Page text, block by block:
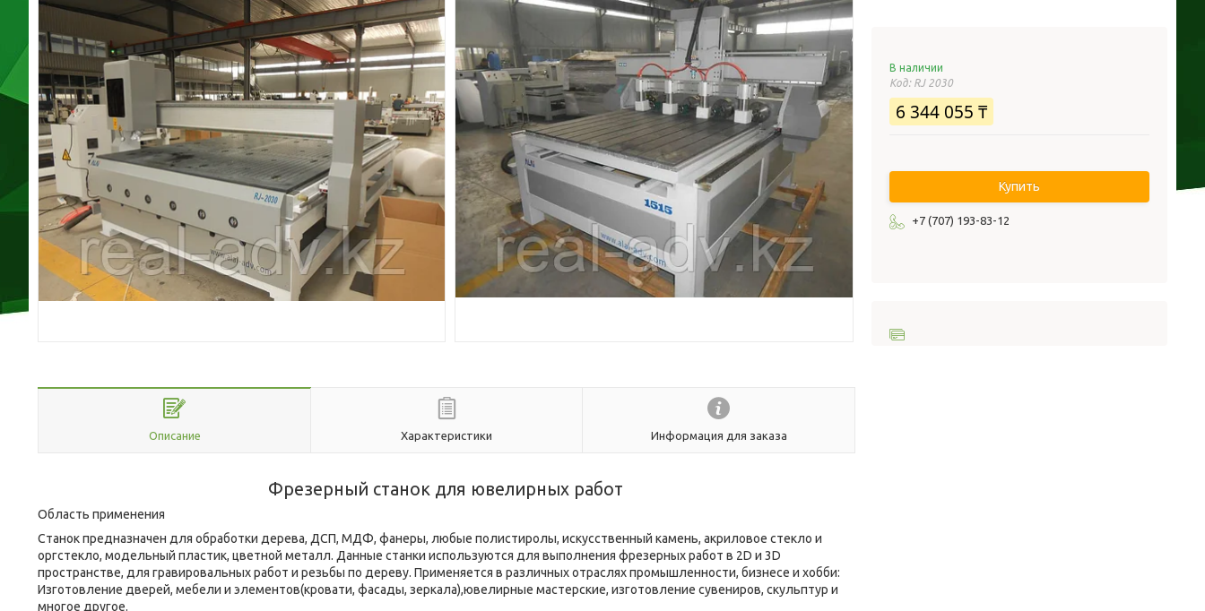
Описание Характеристики Информация для заказа
Фрезерный станок для ювелирных работ
Область применения
Станок предназначен для обработки дерева, ДСП, МДФ, фанеры, любые полистиролы, искусственный камень, акриловое стекло и
оргстекло, модельный пластик, цветной металл. Данные станки используются для выполнения фрезерных работ в 2D и 3D
пространстве, для гравировальных работ и резьбы по дереву. Применяется в различных отраслях промышленности, бизнесе и хобби:
Изготовление дверей, мебели и элементов(кровати, фасады, зеркала),ювелирные мастерские, изготовление сувениров, скульптур и
многое другое.
В наличии
Код: RJ 2030
6 344 055 ₸
Купить
+7 (707) 193-83-12